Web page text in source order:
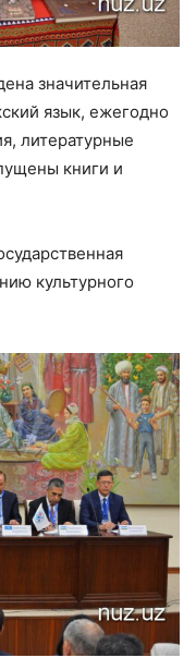
значительная
язык, ежегодно
литературные
книги и
культурного